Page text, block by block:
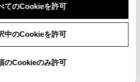
てのCookieを許可
中のCookieを許可
のCookieのみ許可